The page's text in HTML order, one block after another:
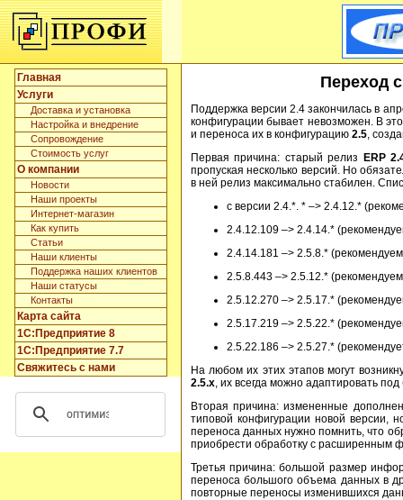
Главная
Услуги
Доставка и установка
Настройка и внедрение
Сопровождение
Стоимость услуг
О компании
Новости
Наши проекты
Интернет-магазин
Как купить
Статьи
Наши клиенты
Поддержка наших клиентов
Наши статусы
Контакты
Карта сайта
1C:Предприятие 8
1C:Предприятие 7.7
Свяжитесь с нами
Переход
Поддержка версии 2.4 закончилась в
конфигурации бывает невозможен. В
и переноса их в конфигурацию 2.5,
Первая причина: старый релиз
ERP
пропуская несколько версий. Но
в ней релиз максимально стабилен.
с версии 2.4.*. * –> 2.4.12.*
2.4.12.109 –> 2.4.14.*
2.4.14.181 –> 2.5.8.*
2.5.8.443 –> 2.5.12.*
2.5.12.270 –> 2.5.17.*
2.5.17.219 –> 2.5.22.*
2.5.22.186 –> 2.5.27.*
На любом их этих этапов могут
2.5.x, их всегда можно адаптировать
Вторая причина: измененные
типовой конфигурации новой версии,
переноса данных нужно помнить, что
приобрести обработку с расширенным
Третья причина: большой размер
переноса большого объема данных в
повторные переносы изменившихся